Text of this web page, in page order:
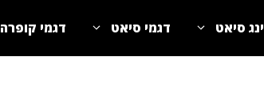
סיאט דגמי סיאט דגמי קופרה